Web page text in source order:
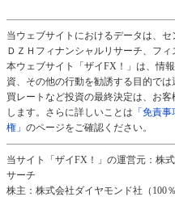
当ウェブサイトにおけるデータは、
ＤＺＨフィナンシャルリサーチ、フ
本ウェブサイト「ザイFX！」は、情
資、その他の行動を勧誘する目的で
買レートなど投資の最終決定は、お
します。さらに詳しいことは 「免責事
権」 のページをご確認ください。
当サイト「ザイFX！」の運営元：株
サーチ
株主：株式会社ダイヤモンド社（100％